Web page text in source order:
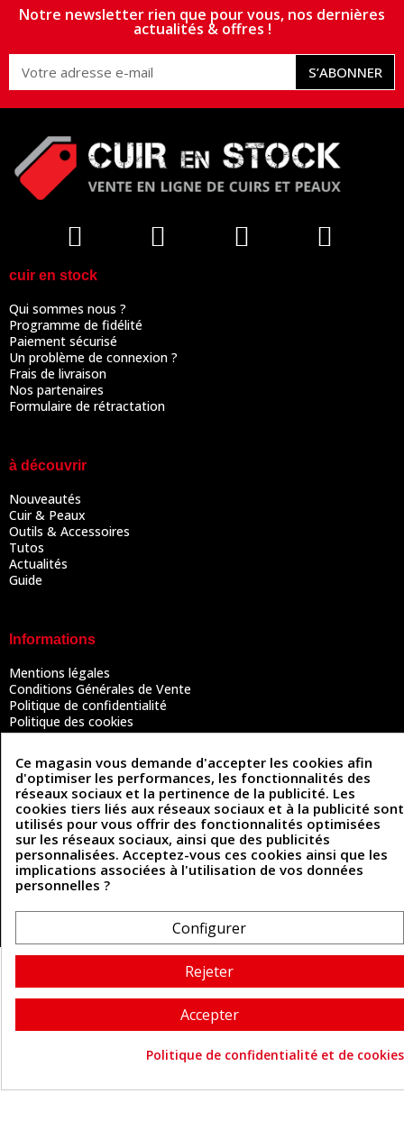
Notre newsletter rien que pour vous, nos dernières
actualités & offres !
S’ABONNER
cuir en stock
Qui sommes nous ?
Programme de fidélité
Paiement sécurisé
Un problème de connexion ?
Frais de livraison
Nos partenaires
Formulaire de rétractation
à découvrir
Nouveautés
Cuir & Peaux
Outils & Accessoires
Tutos
Actualités
Guide
Informations
Mentions légales
Conditions Générales de Vente
Politique de confidentialité
Politique des cookies
Contactez-nous
Coordonnées
493 Chemin de Catougnac
81300 Graulhet
05 63 34 51 88
contact@cuirenstock.com
Cuirenstock © 2026 - Une création Quatrys 💙
Ce magasin vous demande d'accepter les cookies afin
d'optimiser les performances, les fonctionnalités des
réseaux sociaux et la pertinence de la publicité. Les
cookies tiers liés aux réseaux sociaux et à la publicité sont
utilisés pour vous offrir des fonctionnalités optimisées
sur les réseaux sociaux, ainsi que des publicités
personnalisées. Acceptez-vous ces cookies ainsi que les
implications associées à l'utilisation de vos données
personnelles ?
Configurer
Rejeter
Accepter
Politique de confidentialité et de cookies